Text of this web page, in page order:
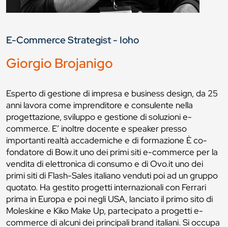
E-Commerce Strategist - Ioho
Giorgio Brojanigo
Esperto di gestione di impresa e business design, da 25
anni lavora come imprenditore e consulente nella
progettazione, sviluppo e gestione di soluzioni e-
commerce. E’ inoltre docente e speaker presso
importanti realtà accademiche e di formazione È co-
fondatore di Bow.it uno dei primi siti e-commerce per la
vendita di elettronica di consumo e di Ovo.it uno dei
primi siti di Flash-Sales italiano venduti poi ad un gruppo
quotato. Ha gestito progetti internazionali con Ferrari
prima in Europa e poi negli USA, lanciato il primo sito di
Moleskine e Kiko Make Up, partecipato a progetti e-
commerce di alcuni dei principali brand italiani. Si occupa